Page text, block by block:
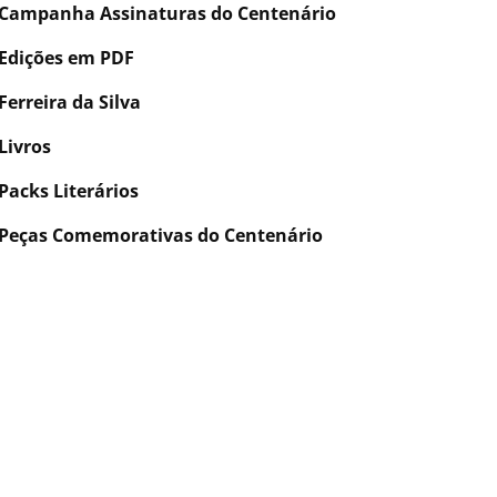
Campanha Assinaturas do Centenário
Edições em PDF
Ferreira da Silva
Livros
Packs Literários
Peças Comemorativas do Centenário